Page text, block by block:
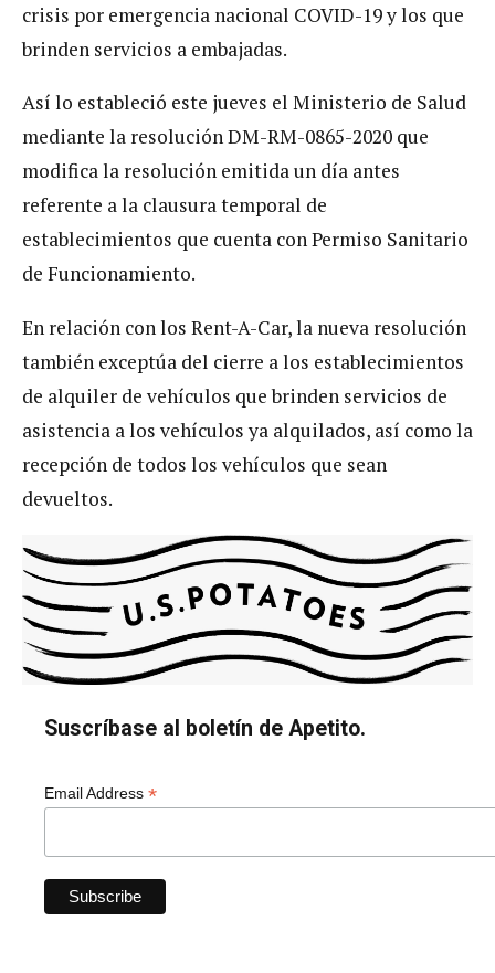
crisis por emergencia nacional COVID-19 y los que
brinden servicios a embajadas.
Así lo estableció este jueves el Ministerio de Salud
mediante la resolución DM-RM-0865-2020 que
modifica la resolución emitida un día antes
referente a la clausura temporal de
establecimientos que cuenta con Permiso Sanitario
de Funcionamiento.
En relación con los Rent-A-Car, la nueva resolución
también exceptúa del cierre a los establecimientos
de alquiler de vehículos que brinden servicios de
asistencia a los vehículos ya alquilados, así como la
recepción de todos los vehículos que sean
devueltos.
Suscríbase al boletín de Apetito.
Email Address *